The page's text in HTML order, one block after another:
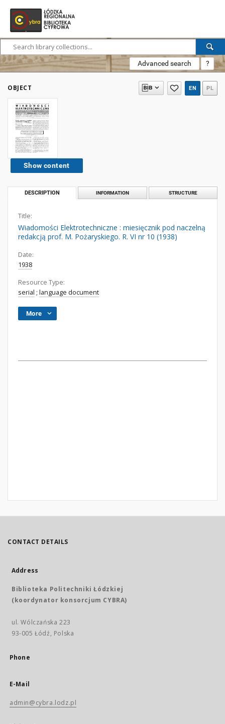
Advanced search ?
OBJECT EN PL
Show content
DESCRIPTION INFORMATION STRUCTURE
Title:
Wiadomości Elektrotechniczne : miesięcznik pod naczelną
redakcją prof. M. Pożaryskiego. R. VI nr 10 (1938)
Date:
1938
Resource Type:
serial ; language document
More
CONTACT DETAILS
Address
Biblioteka Politechniki Łódzkiej
(koordynator konsorcjum CYBRA)
ul. Wólczańska 223
93-005 Łódź, Polska
Phone
E-Mail
admin@cybra.lodz.pl